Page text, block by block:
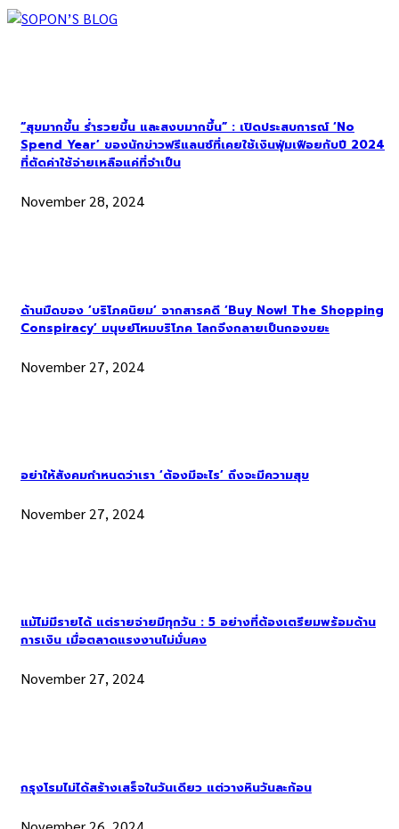
“สุขมากขึ้น ร่ำรวยขึ้น และสงบมากขึ้น” : เปิดประสบการณ์ ‘No
Spend Year’ ของนักข่าวฟรีแลนซ์ที่เคยใช้เงินฟุ่มเฟือยกับปี 2024
ที่ตัดค่าใช้จ่ายเหลือแค่ที่จำเป็น
November 28, 2024
ด้านมืดของ ‘บริโภคนิยม’ จากสารคดี ‘Buy Now! The Shopping
Conspiracy’ มนุษย์โหมบริโภค โลกจึงกลายเป็นกองขยะ
November 27, 2024
อย่าให้สังคมกำหนดว่าเรา ‘ต้องมีอะไร’ ถึงจะมีความสุข
November 27, 2024
แม้ไม่มีรายได้ แต่รายจ่ายมีทุกวัน : 5 อย่างที่ต้องเตรียมพร้อมด้าน
การเงิน เมื่อตลาดแรงงานไม่มั่นคง
November 27, 2024
กรุงโรมไม่ได้สร้างเสร็จในวันเดียว แต่วางหินวันละก้อน